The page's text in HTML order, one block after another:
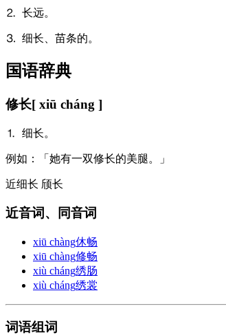
⒉ 长远。
⒊ 细长、苗条的。
国语辞典
修长[ xiū cháng ]
⒈ 细长。
例如：「她有一双修长的美腿。」
近细长 颀长
近音词、同音词
xiū chàng休畅
xiū chàng修畅
xiù cháng绣肠
xiù cháng绣裳
词语组词